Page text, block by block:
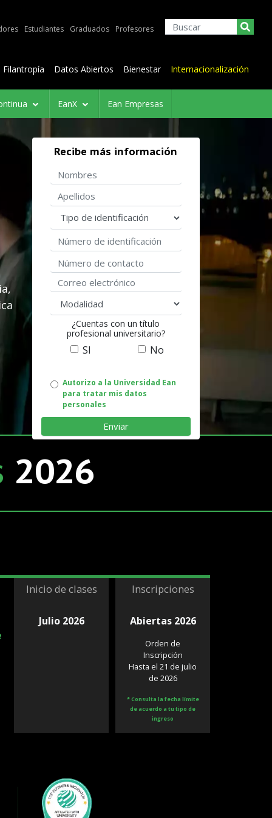
Estudiantes Graduados Profesores
Filantropía Datos Abiertos Bienestar Internacionalización
EanX Ean Empresas
2026
Recibe más información
Nombres
Apellidos
Tipo de identificación
Número de identificación
Número de contacto
Correo electrónico
modalidad
¿Cuentas con un título
profesional universitario?
SI No
Autorizo
uso
personales
Autorizo a la Universidad Ean
para tratar mis datos
personales
Inicio de clases
Julio 2026
Inscripciones
Abiertas 2026
Orden de
Inscripción
Hasta el 21 de julio
de 2026
* Consulta la fecha límite
de acuerdo a tu tipo de
ingreso